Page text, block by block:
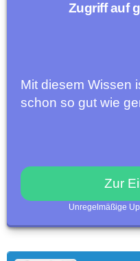
Zugriff auf
Mit diesem Wissen
schon so gut wie
Zur
Unregelmäßige